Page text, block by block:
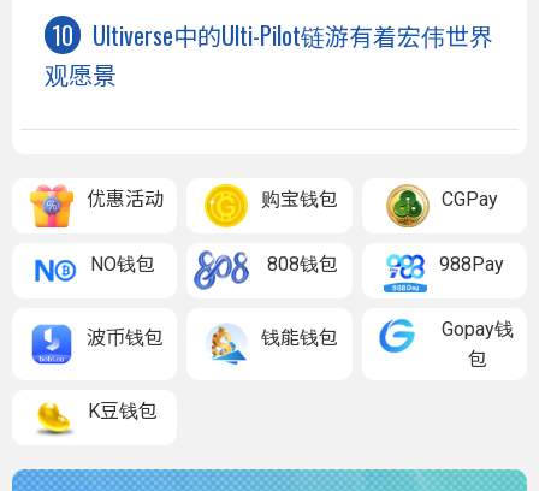
Ultiverse中的Ulti-Pilot链游有着宏伟世界
观愿景
优惠活动 购宝钱包 CGPay
NO钱包 808钱包 988Pay
波币钱包 钱能钱包
Gopay钱
包
K豆钱包